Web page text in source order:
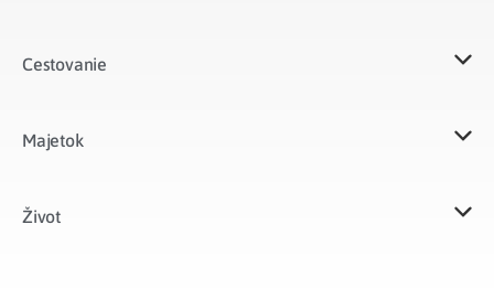
Cestovanie
Majetok​
Život​